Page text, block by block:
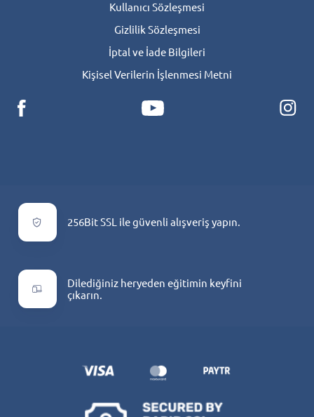
Kullanıcı Sözleşmesi
Gizlilik Sözleşmesi
İptal ve İade Bilgileri
Kişisel Verilerin İşlenmesi Metni
256Bit SSL ile güvenli alışveriş yapın.
Dilediğiniz heryeden eğitimin keyfini
çıkarın.